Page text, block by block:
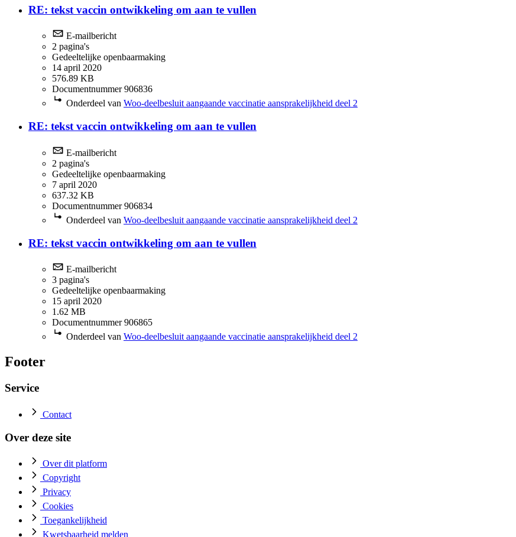
RE: tekst vaccin ontwikkeling om aan te vullen
E-mailbericht
2 pagina's
Gedeeltelijke openbaarmaking
14 april 2020
576.89 KB
Documentnummer 906836
Onderdeel van Woo-deelbesluit aangaande vaccinatie aansprakelijkheid deel 2
RE: tekst vaccin ontwikkeling om aan te vullen
E-mailbericht
2 pagina's
Gedeeltelijke openbaarmaking
7 april 2020
637.32 KB
Documentnummer 906834
Onderdeel van Woo-deelbesluit aangaande vaccinatie aansprakelijkheid deel 2
RE: tekst vaccin ontwikkeling om aan te vullen
E-mailbericht
3 pagina's
Gedeeltelijke openbaarmaking
15 april 2020
1.62 MB
Documentnummer 906865
Onderdeel van Woo-deelbesluit aangaande vaccinatie aansprakelijkheid deel 2
Footer
Service
Contact
Over deze site
Over dit platform
Copyright
Privacy
Cookies
Toegankelijkheid
Kwetsbaarheid melden